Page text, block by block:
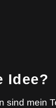
Idee?
sind mein